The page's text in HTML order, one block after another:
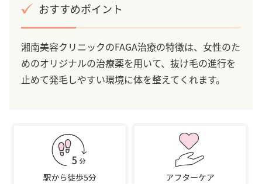
おすすめポイント
湘南美容クリニックのFAGA治療の特徴は、女性のた
めのオリジナルの治療薬を用いて、抜け毛の進行を
止めて発毛しやすい環境に体を整えてくれます。